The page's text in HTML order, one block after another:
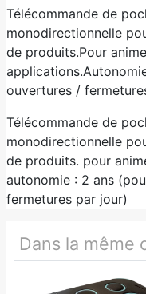
Télécommande de
monodirectionnelle
de produits.Pour
ouvertures /
Télécommande de
monodirectionnelle
de produits. pour
autonomie : 2 ans
fermetures par jour)
Dans la même